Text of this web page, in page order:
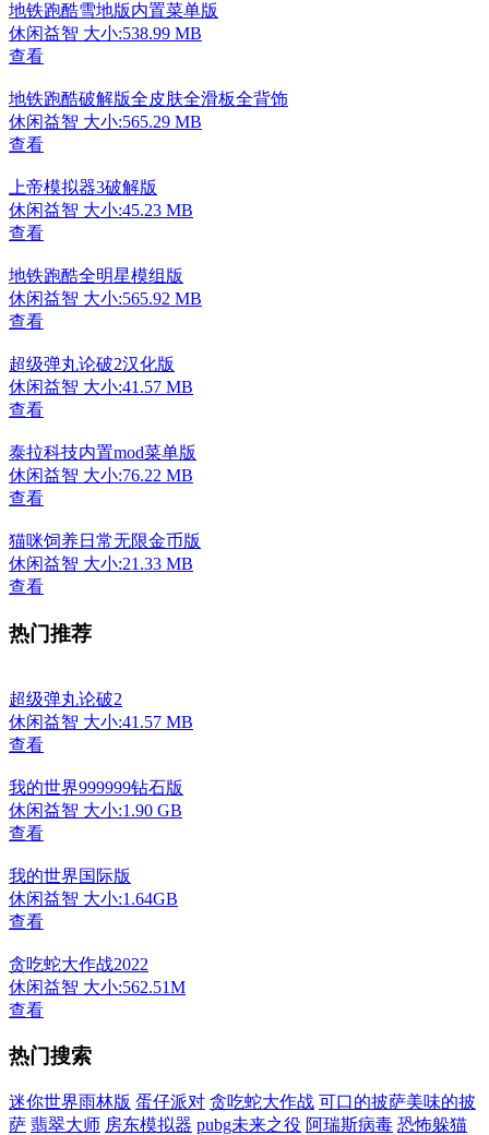
地铁跑酷雪地版内置菜单版
休闲益智 大小:538.99 MB
查看
地铁跑酷破解版全皮肤全滑板全背饰
休闲益智 大小:565.29 MB
查看
上帝模拟器3破解版
休闲益智 大小:45.23 MB
查看
地铁跑酷全明星模组版
休闲益智 大小:565.92 MB
查看
超级弹丸论破2汉化版
休闲益智 大小:41.57 MB
查看
泰拉科技内置mod菜单版
休闲益智 大小:76.22 MB
查看
猫咪饲养日常无限金币版
休闲益智 大小:21.33 MB
查看
热门推荐
超级弹丸论破2
休闲益智 大小:41.57 MB
查看
我的世界999999钻石版
休闲益智 大小:1.90 GB
查看
我的世界国际版
休闲益智 大小:1.64GB
查看
贪吃蛇大作战2022
休闲益智 大小:562.51M
查看
热门搜索
迷你世界雨林版 蛋仔派对 贪吃蛇大作战 可口的披萨美味的披
萨 翡翠大师 房东模拟器 pubg未来之役 阿瑞斯病毒 恐怖躲猫